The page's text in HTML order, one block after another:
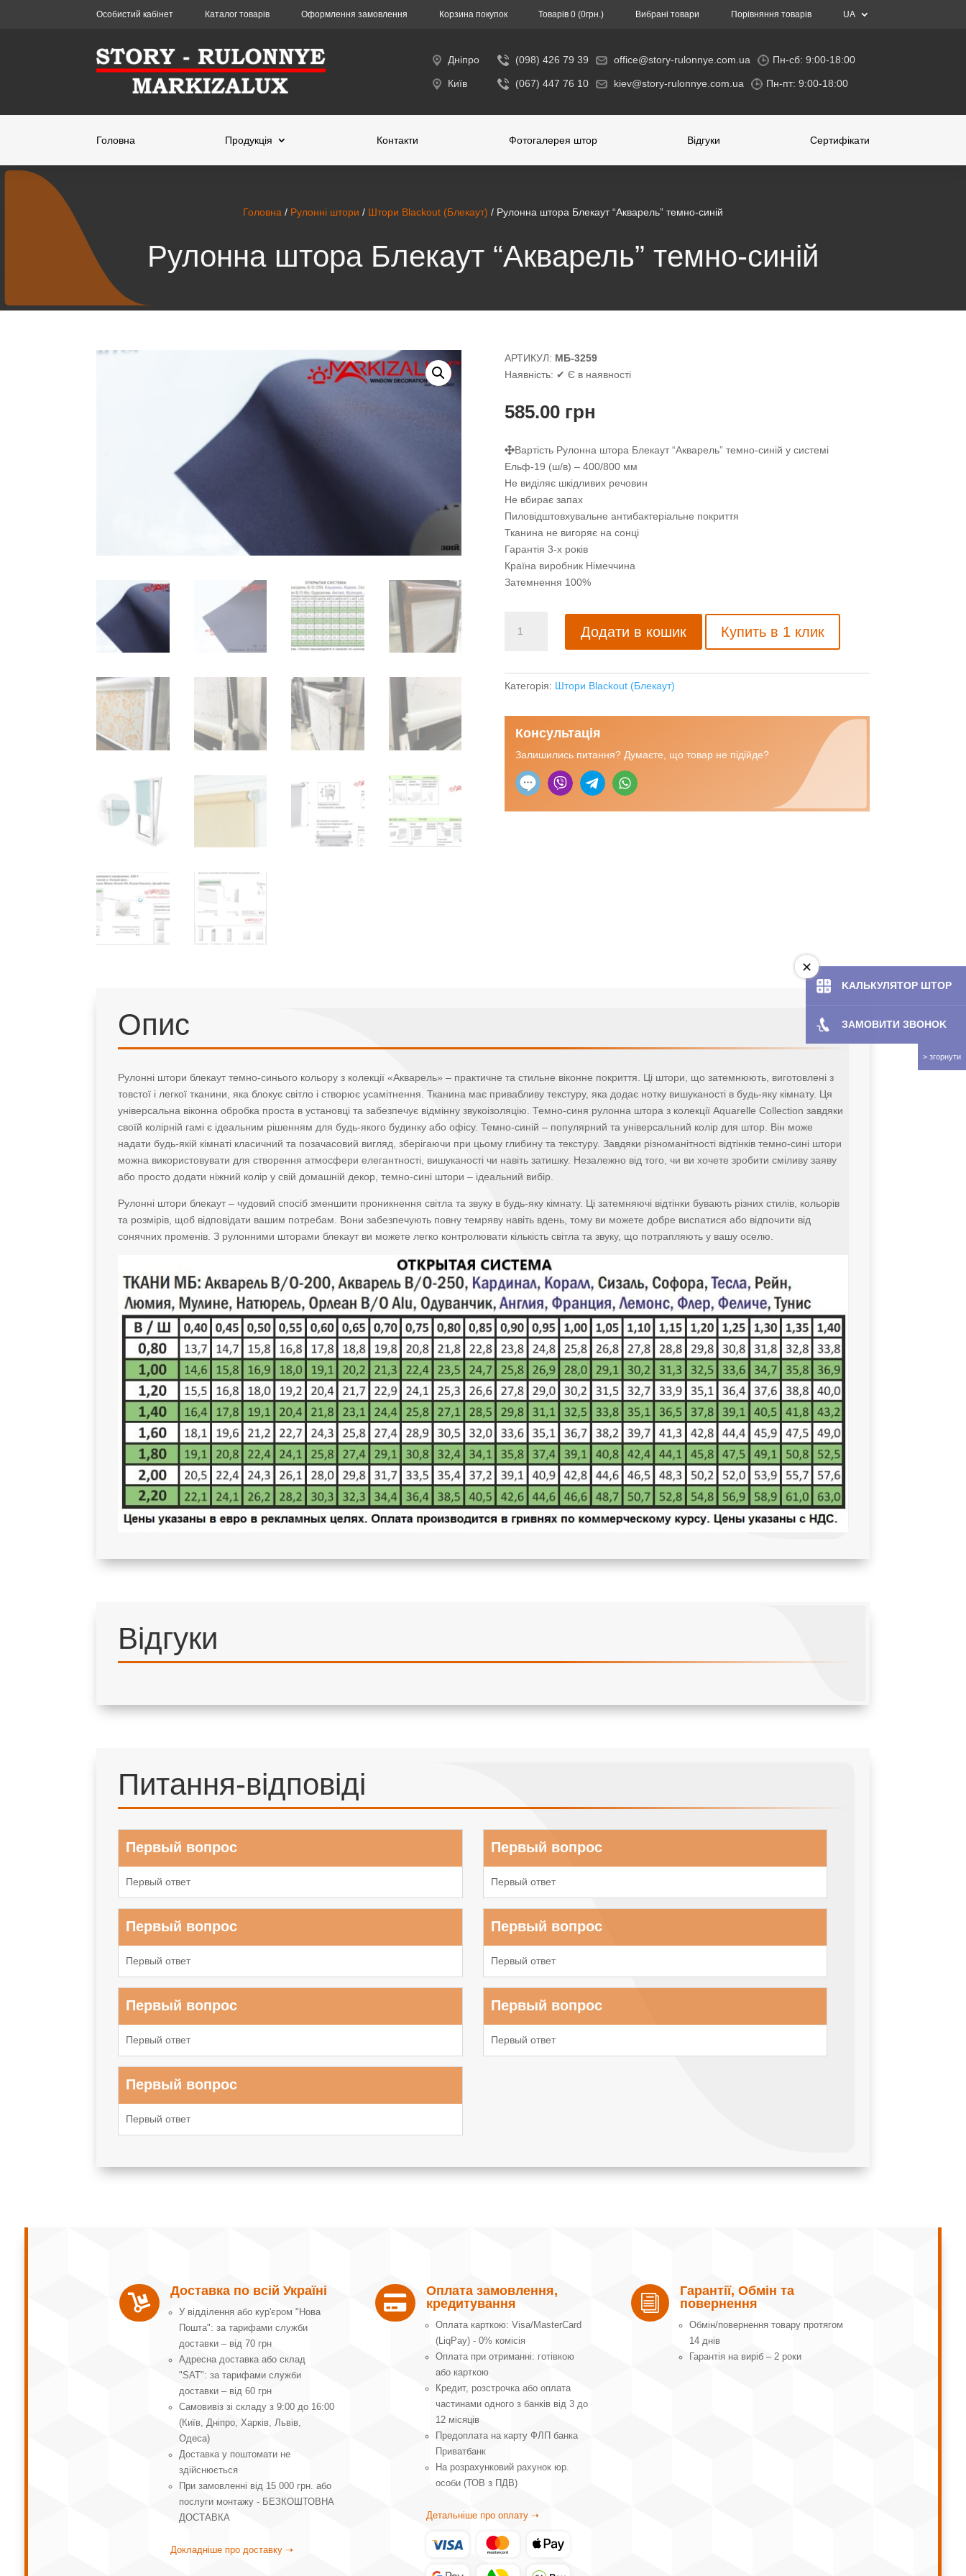
Особистий кабінет Каталог товарів Оформлення замовлення Корзина покупок Товарів 0 (0гpн.) Вибрані товари Порівняння товарів UA
Дніпро (098) 426 79 39 office@story-rulonnye.com.ua Пн-сб: 9:00-18:00
Київ (067) 447 76 10 kiev@story-rulonnye.com.ua Пн-пт: 9:00-18:00
Головна Продукція Контакти Фотогалерея штор Відгуки Cертифікати
Головна / Рулонні штори / Штори Blackout (Блекаут) / Рулонна штора Блекаут “Акварель” темно-синій
Рулонна штора Блекаут “Акварель” темно-синій
АРТИКУЛ: МБ-3259
Наявність: ✔ Є в наявності
585.00грн
Вартість Рулонна штора Блекаут “Акварель” темно-синій у системі
Ельф-19 (ш/в) – 400/800 мм
Не виділяє шкідливих речовин
Не вбирає запах
Пиловідштовхувальне антибактеріальне покриття
Тканина не вигоряє на сонці
Гарантія 3-х років
Країна виробник Німеччина
Затемнення 100%
штора
темно-
кількість
Додати в кошик Купить в 1 клик
Категорія: Штори Blackout (Блекаут)
Консультація
Залишились питання? Думаєте, що товар не підійде?
Опис
Рулонні штори блекаут темно-синього кольору з колекції «Акварель» – практичне та стильне віконне покриття. Ці штори, що затемнюють, виготовлені з
товстої і легкої тканини, яка блокує світло і створює усамітнення. Тканина має привабливу текстуру, яка додає нотку вишуканості в будь-яку кімнату. Ця
універсальна віконна обробка проста в установці та забезпечує відмінну звукоізоляцію. Темно-синя рулонна штора з колекції Aquarelle Collection завдяки
своїй колірній гамі є ідеальним рішенням для будь-якого будинку або офісу. Темно-синій – популярний та універсальний колір для штор. Він може
надати будь-якій кімнаті класичний та позачасовий вигляд, зберігаючи при цьому глибину та текстуру. Завдяки різноманітності відтінків темно-сині штори
можна використовувати для створення атмосфери елегантності, вишуканості чи навіть затишку. Незалежно від того, чи ви хочете зробити сміливу заяву
або просто додати ніжний колір у свій домашній декор, темно-сині штори – ідеальний вибір.
Рулонні штори блекаут – чудовий спосіб зменшити проникнення світла та звуку в будь-яку кімнату. Ці затемняючі відтінки бувають різних стилів, кольорів
та розмірів, щоб відповідати вашим потребам. Вони забезпечують повну темряву навіть вдень, тому ви можете добре виспатися або відпочити від
сонячних променів. З рулонними шторами блекаут ви можете легко контролювати кількість світла та звуку, що потрапляють у вашу оселю.
Відгуки
Питання-відповіді
Первый вопрос
Первый ответ
Первый вопрос
Первый ответ
Первый вопрос
Первый ответ
Первый вопрос
Первый ответ
Первый вопрос
Первый ответ
Первый вопрос
Первый ответ
Первый вопрос
Первый ответ

Доставка по всій Україні
У відділення або кур'єром "Нова
Пошта": за тарифами служби
доставки – від 70 грн
Адресна доставка або склад
"SAT": за тарифами служби
доставки – від 60 грн
Самовивіз зі складу з 9:00 до 16:00
(Київ, Дніпро, Харків, Львів,
Одеса)
Доставка у поштомати не
здійснюється
При замовленні від 15 000 грн. або
послуги монтажу - БЕЗКОШТОВНА
ДОСТАВКА
Докладніше про доставку ➝

Оплата замовлення,
кредитування
Оплата карткою: Visa/MasterCard
(LiqPay) - 0% комісія
Оплата при отриманні: готівкою
або карткою
Кредит, розстрочка або оплата
частинами одного з банків від 3 до
12 місяців
Предоплата на карту ФЛП банка
Приватбанк
На розрахунковий рахунок юр.
особи (ТОВ з ПДВ)
Детальніше про оплату ➝
i
Гарантії, Обмін та
повернення
Обмін/повернення товару протягом
14 днів
Гарантія на виріб – 2 роки
KAЛЬКУЛЯТOP ШТОР
ЗАМОВИТИ ЗBOHOK